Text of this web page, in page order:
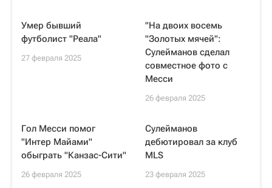
Умер бывший
футболист "Реала"
27 февраля 2025
"На двоих восемь
"Золотых мячей":
Сулейманов сделал
совместное фото с
Месси
26 февраля 2025
Гол Месси помог
"Интер Майами"
обыграть "Канзас-Сити"
26 февраля 2025
Сулейманов
дебютировал за клуб
MLS
23 февраля 2025